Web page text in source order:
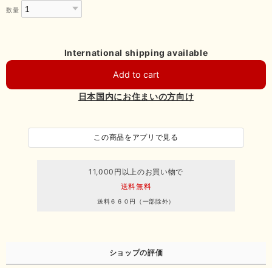
数量
International shipping available
Add to cart
日本国内にお住まいの方向け
この商品をアプリで見る
11,000円以上のお買い物で
送料無料
送料６６０円（一部除外）
ショップの評価